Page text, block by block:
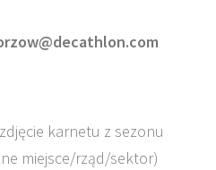
karnetu z sezonu
miejsce/rząd/sektor)